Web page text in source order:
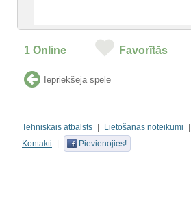
1 Online Favorītās
Iepriekšējā spēle
Tehniskais atbalsts Lietošanas noteikumi
Kontakti
Pievienojies!